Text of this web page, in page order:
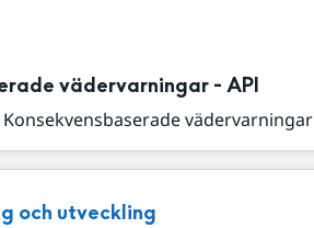
vädervarningar - API
vädervarningar
och utveckling